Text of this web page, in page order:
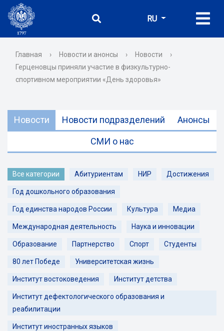
RU
Главная › Новости и анонсы › Новости
›
Герценовцы приняли участие в физкультурно-
спортивном мероприятии «День здоровья»
Новости Новости подразделений Анонсы
СМИ о нас
Все категории Абитуриентам НИР Достижения
Год дошкольного образования
Год единства народов России Культура Медиа
Международная деятельность Наука и инновации
Образование Партнерство Спорт Студенты
80 лет Победе Университетская жизнь
Институт востоковедения Институт детства
Институт дефектологического образования и
реабилитации
Институт иностранных языков